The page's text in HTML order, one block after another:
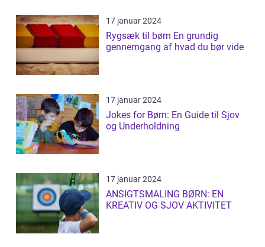
17 januar 2024
Rygsæk til børn En grundig
gennemgang af hvad du bør vide
17 januar 2024
Jokes for Børn: En Guide til Sjov
og Underholdning
17 januar 2024
ANSIGTSMALING BØRN: EN
KREATIV OG SJOV AKTIVITET